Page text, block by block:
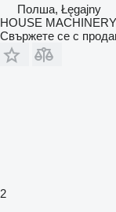
Полша, Łęgajny
HOUSE
Свържете се с
2